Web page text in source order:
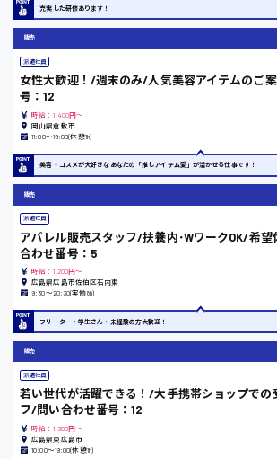
熊本県
東京都
島根県
時給1300円〜
時給1200円〜
時給1100円〜
充実した研修あります！
販売
派遣社員
女性大歓迎！/週末のみ/人気美容アイテムのご
号：12
時給：1,400円～
岡山県倉敷市
11:00〜19:00(休憩1h)
美容・コスメが大好きなあなたの「推しアイテム愛」が活かせる仕事です！
販売
派遣社員
アパレル販売スタッフ/扶養内･WワークOK/希望
合わせ番号：5
時給：1,200円～
広島県広島市佐伯区石内東
9:30〜20:30(実働8h)
フリーター・学生さん・未経験の方大歓迎！
販売
派遣社員
若い世代が活躍できる！/大手携帯ショップでの
フ/問い合わせ番号：12
時給：1,300円～
広島県東広島市
10:00〜19:00(休憩1h)